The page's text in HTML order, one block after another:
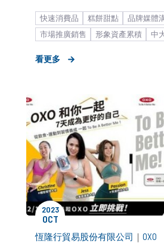
快速消費品 糕餅甜點 品牌媒體
市場推廣銷售
形象資產累積
中
看更多
2023
OCT
恆隆行貿易股份有限公司 ｜ OXO